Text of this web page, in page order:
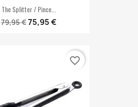
The Splitter / Pince...
79,95 €75,95 €
favorite_border